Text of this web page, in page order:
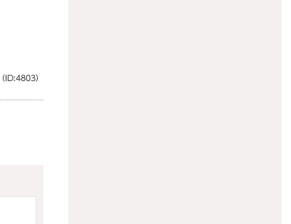
（ID:4803）